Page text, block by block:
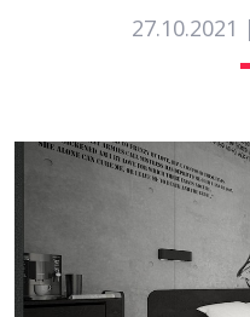
27.10.2021 |